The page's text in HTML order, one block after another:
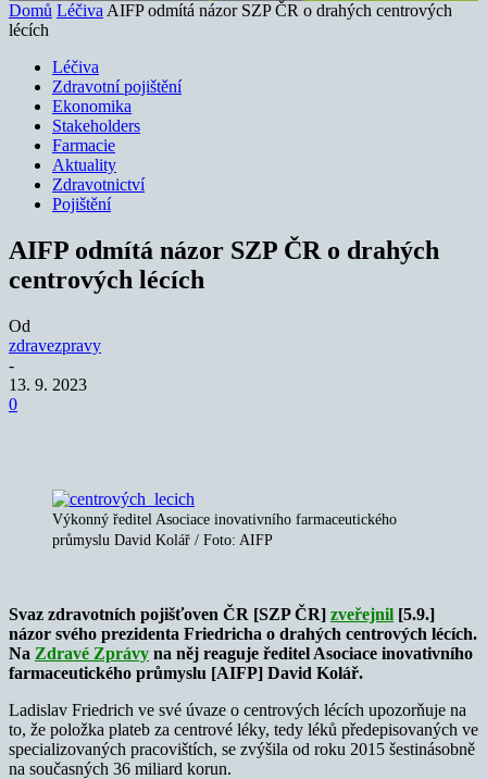
Domů Léčiva AIFP odmítá názor SZP ČR o drahých centrových
lécích
Léčiva
Zdravotní pojištění
Ekonomika
Stakeholders
Farmacie
Aktuality
Zdravotnictví
Pojištění
AIFP odmítá názor SZP ČR o drahých
centrových lécích
Od
zdravezpravy
-
13. 9. 2023
0
Výkonný ředitel Asociace inovativního farmaceutického
průmyslu David Kolář / Foto: AIFP
Svaz zdravotních pojišťoven ČR [SZP ČR] zveřejnil [5.9.]
názor svého prezidenta Friedricha o drahých centrových lécích.
Na Zdravé Zprávy na něj reaguje ředitel Asociace inovativního
farmaceutického průmyslu [AIFP] David Kolář.
Ladislav Friedrich ve své úvaze o centrových lécích upozorňuje na
to, že položka plateb za centrové léky, tedy léků předepisovaných ve
specializovaných pracovištích, se zvýšila od roku 2015 šestinásobně
na současných 36 miliard korun.